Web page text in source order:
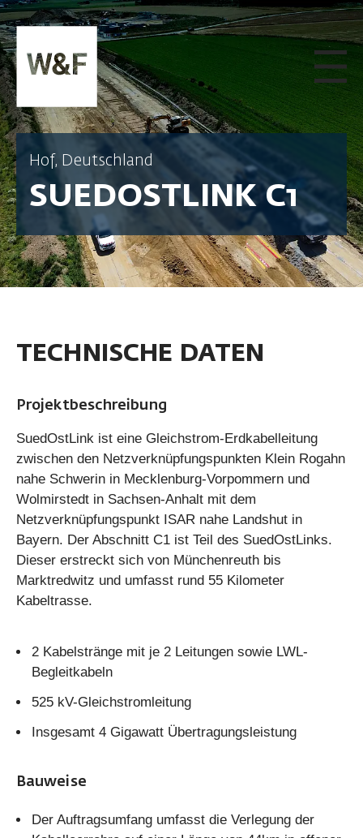
ZUM INHALT SPRINGEN
Hof, Deutschland
SUEDOSTLINK C1
TECHNISCHE DATEN
Projektbeschreibung
SuedOstLink ist eine Gleichstrom-Erdkabelleitung
zwischen den Netzverknüpfungspunkten Klein Rogahn
nahe Schwerin in Mecklenburg-Vorpommern und
Wolmirstedt in Sachsen-Anhalt mit dem
Netzverknüpfungspunkt ISAR nahe Landshut in
Bayern. Der Abschnitt C1 ist Teil des SuedOstLinks.
Dieser erstreckt sich von Münchenreuth bis
Marktredwitz und umfasst rund 55 Kilometer
Kabeltrasse.
2 Kabelstränge mit je 2 Leitungen sowie LWL-
Begleitkabeln
525 kV-Gleichstromleitung
Insgesamt 4 Gigawatt Übertragungsleistung
Bauweise
Der Auftragsumfang umfasst die Verlegung der